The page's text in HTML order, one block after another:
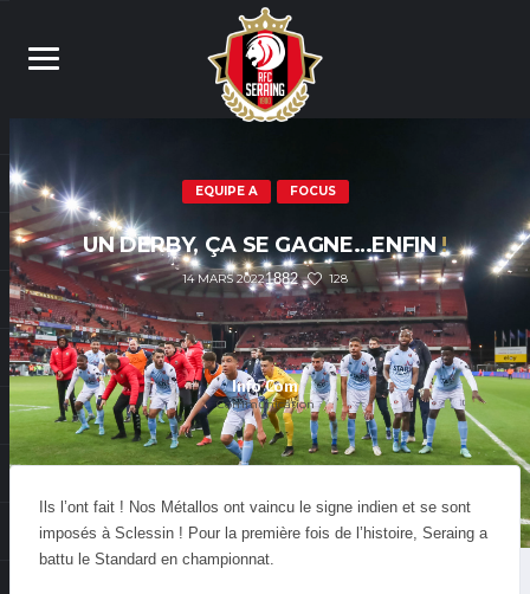
EQUIPE A FOCUS
UN DERBY, ÇA SE GAGNE…ENFIN!
14 MARS 20221882 128
Info Com
Communication
Ils l’ont fait ! Nos Métallos ont vaincu le signe indien et se sont
imposés à Sclessin ! Pour la première fois de l’histoire, Seraing a
battu le Standard en championnat.